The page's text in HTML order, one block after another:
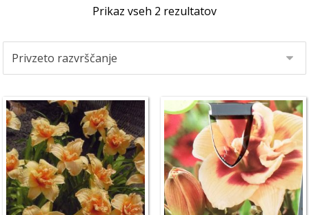
Prikaz vseh 2 rezultatov